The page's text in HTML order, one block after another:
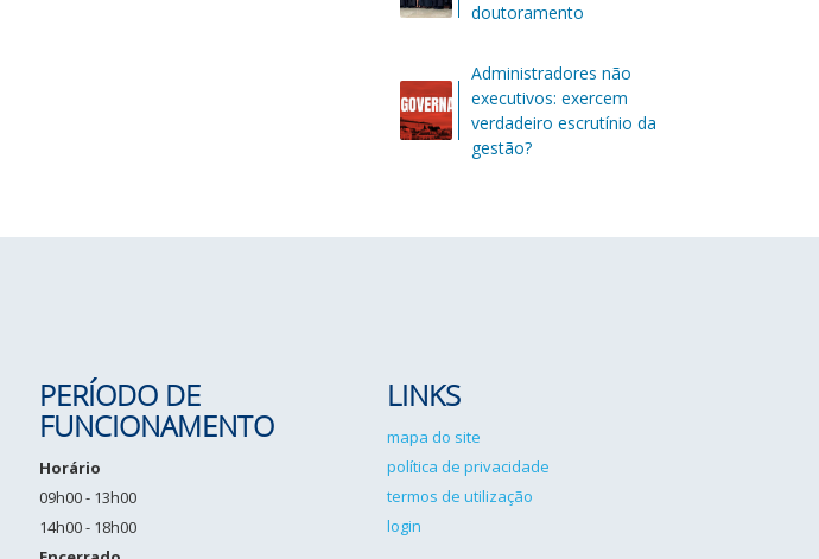
doutoramento
Administradores não
executivos: exercem
verdadeiro escrutínio da
gestão?
PERÍODO DE
FUNCIONAMENTO
Horário
09h00 - 13h00
14h00 - 18h00
LINKS
mapa do site
política de privacidade
termos de utilização
login